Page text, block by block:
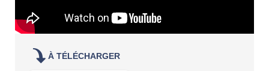
À TÉLÉCHARGER